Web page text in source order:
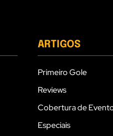
ARTIGOS
Primeiro Gole
Reviews
Cobertura de
Especiais